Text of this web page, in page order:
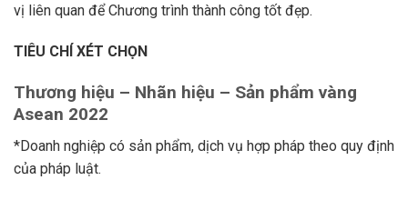
vị liên quan để Chương trình thành công tốt đẹp.
TIÊU CHÍ XÉT CHỌN
Thương hiệu – Nhãn hiệu – Sản phẩm vàng
Asean 2022
*Doanh nghiệp có sản phẩm, dịch vụ hợp pháp theo quy định
của pháp luật.